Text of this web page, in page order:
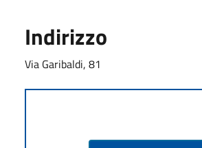
Indirizzo
Via Garibaldi, 81